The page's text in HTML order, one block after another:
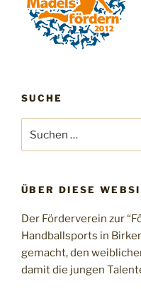
SUCHE
nach:
ÜBER DIESE
Der Förderverein zur
Handballsports in
gemacht, den
damit die jungen